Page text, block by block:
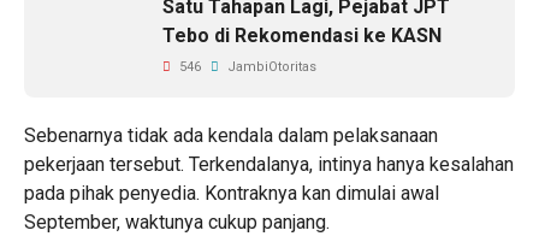
Satu Tahapan Lagi, Pejabat JPT
Tebo di Rekomendasi ke KASN
546 JambiOtoritas
Sebenarnya tidak ada kendala dalam pelaksanaan
pekerjaan tersebut. Terkendalanya, intinya hanya kesalahan
pada pihak penyedia. Kontraknya kan dimulai awal
September, waktunya cukup panjang.